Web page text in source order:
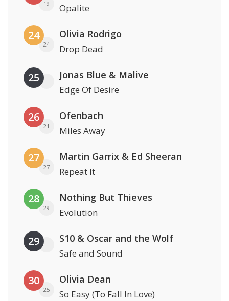
19 Opalite
24
24
Olivia Rodrigo
Drop Dead
25 Jonas Blue & Malive
Edge Of Desire
26
21
Ofenbach
Miles Away
27
27
Martin Garrix & Ed Sheeran
Repeat It
28
29
Nothing But Thieves
Evolution
29 S10 & Oscar and the Wolf
Safe and Sound
30
25
Olivia Dean
So Easy (To Fall In Love)